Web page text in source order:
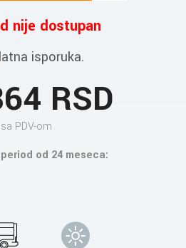
nije dostupan
isporuka.
RSD
sa PDV-om
od 24 meseca: